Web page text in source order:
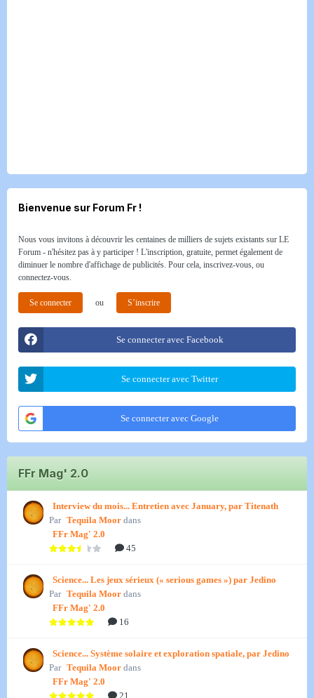
Bienvenue sur Forum Fr !
Nous vous invitons à découvrir les centaines de milliers de sujets existants sur LE
Forum - n'hésitez pas à y participer ! L'inscription, gratuite, permet également de
diminuer le nombre d'affichage de publicités. Pour cela, inscrivez-vous, ou
connectez-vous.
Se connecter ou S’inscrire
Se connecter avec Facebook
Se connecter avec Twitter
Se connecter avec Google
FFr Mag' 2.0
Interview du mois... Entretien avec January, par Titenath
Par Tequila Moor dans
FFr Mag' 2.0
45
Science... Les jeux sérieux (« serious games ») par Jedino
Par Tequila Moor dans
FFr Mag' 2.0
16
Science... Système solaire et exploration spatiale, par Jedino
Par Tequila Moor dans
FFr Mag' 2.0
21